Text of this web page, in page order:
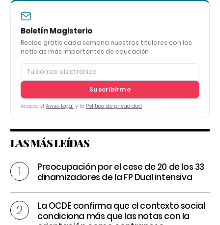
Boletín Magisterio
Recibe gratis cada semana nuestros titulares con las
noticias más importantes de educación
Suscribirme
Acepto el Aviso legal y la Política de privacidad
LAS MÁS LEÍDAS
Preocupación por el cese de 20 de los 33
dinamizadores de la FP Dual intensiva
La OCDE confirma que el contexto social
condiciona más que las notas con la